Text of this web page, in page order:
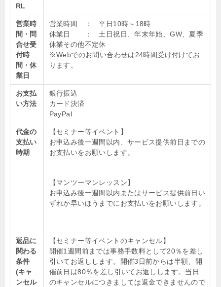
RL
営業時
間・問
合せ受
付時
間・休
業日
営業時間 ： 平日10時～18時
休業日 ： 土日祝日、年末年始、GW、夏季
休業その他不定休
※Webでのお問い合わせは24時間受け付けてお
ります。
お支払
い方法
銀行振込
カード決済
PayPal
代金の
支払い
時期
【セミナー等イベント】
お申込み後一週間以内、サービス提供前日までの
お支払いをお願いします。
【マンツーマンレッスン】
お申込み後一週間以内またはサービス提供前日い
ずれか早いほうまでにお支払いをお願いします。
返品に
関わる
条件
(キャ
ンセル
【セミナー等イベントのキャンセル】
開催1週間前までは事務手数料として20％を差し
引いてお返しします。開催3日前からは半額、開
催前日は80％を差し引いてお返しします。当日
のキャンセルにつきましては返金できませんので